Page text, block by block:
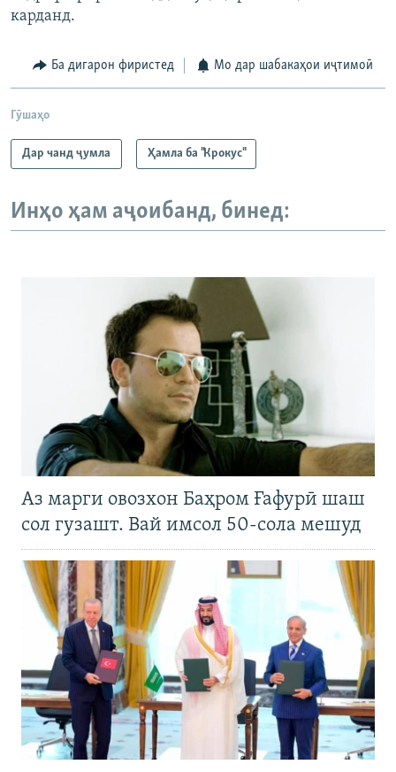
карданд.
Ба дигарон фиристед Мо дар шабакаҳои иҷтимоӣ
Гӯшаҳо
Дар чанд ҷумла Ҳамла ба "Крокус"
Инҳо ҳам аҷоибанд, бинед:
Аз марги овозхон Баҳром Ғафурӣ шаш
сол гузашт. Вай имсол 50-сола мешуд